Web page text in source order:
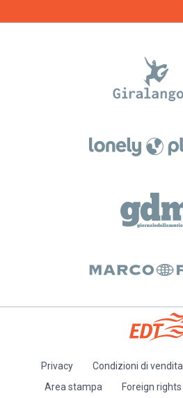
Privacy Condizioni di vendita
Area stampa
Foreign rights